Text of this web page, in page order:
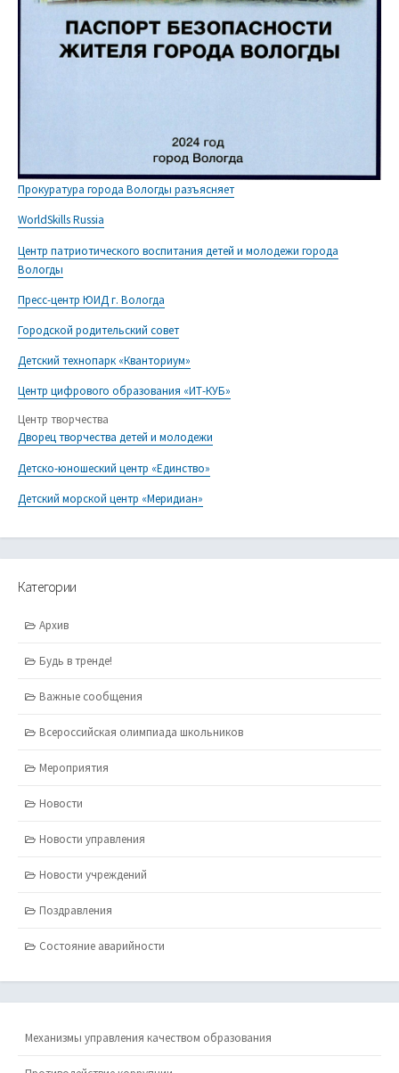
Прокуратура города Вологды разъясняет
WorldSkills Russia
Центр патриотического воспитания детей и молодежи города
Вологды
Пресс-центр ЮИД г. Вологда
Городской родительский совет
Детский технопарк «Кванториум»
Центр цифрового образования «ИТ-КУБ»
Центр творчества
Дворец творчества детей и молодежи
Детско-юношеский центр «Единство»
Детский морской центр «Меридиан»
Категории
Архив
Будь в тренде!
Важные сообщения
Всероссийская олимпиада школьников
Мероприятия
Новости
Новости управления
Новости учреждений
Поздравления
Состояние аварийности
Механизмы управления качеством образования